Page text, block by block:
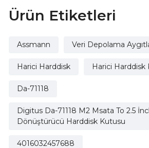
Ürün Etiketleri
Assmann Veri Depolama
Harici Harddisk Harici Harddisk
Da-71118
Digitus Da-71118 M2 Msata To 2.5
Dönüştürücü Harddisk Kutusu
4016032457688